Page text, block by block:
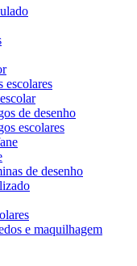
escolares
de desenho
escolares
de desenho
e maquilhagem